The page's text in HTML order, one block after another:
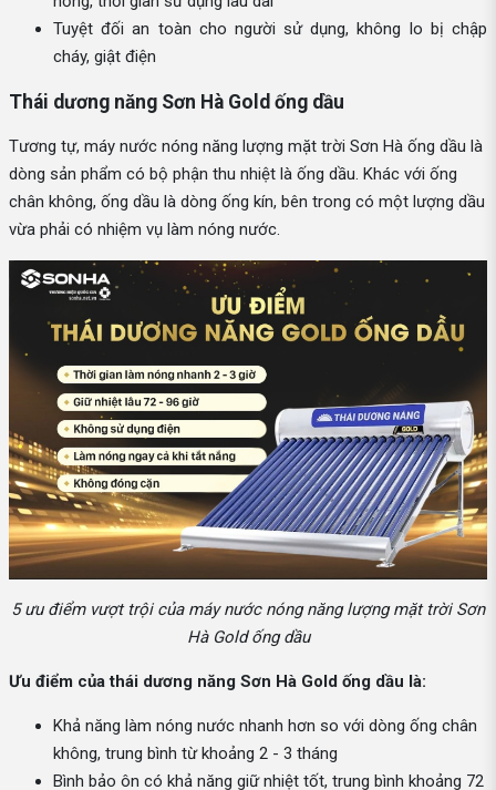
Tuyệt đối an toàn cho người sử dụng, không lo bị chập
cháy, giật điện
Thái dương năng Sơn Hà Gold ống dầu
Tương tự, máy nước nóng năng lượng mặt trời Sơn Hà ống dầu là
dòng sản phẩm có bộ phận thu nhiệt là ống dầu. Khác với ống
chân không, ống dầu là dòng ống kín, bên trong có một lượng dầu
vừa phải có nhiệm vụ làm nóng nước.
5 ưu điểm vượt trội của máy nước nóng năng lượng mặt trời Sơn
Hà Gold ống dầu
Ưu điểm của thái dương năng Sơn Hà Gold ống dầu là:
Khả năng làm nóng nước nhanh hơn so với dòng ống chân
không, trung bình từ khoảng 2 - 3 tháng
Bình bảo ôn có khả năng giữ nhiệt tốt, trung bình khoảng 72